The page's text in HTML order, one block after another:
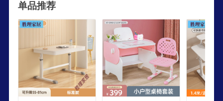
于一体、建有完善生产基地的知名家居用品企业。
高林欣业商贸有限公司是由台湾上市公司高林实业
集团和欣业家具集团合资成立。公司秉承高林实业
集团雄厚的全球贸易资源及欣业家具集团庞大坚实
的生产制造基础。集研发、生产、物流于一体，建
有完善生产基地。工厂总占地面积约430,000平方
米。
单品推荐